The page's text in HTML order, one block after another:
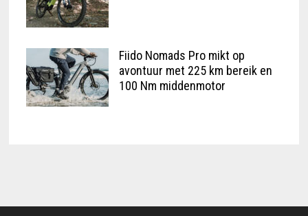
Fiido Nomads Pro mikt op
avontuur met 225 km bereik en
100 Nm middenmotor